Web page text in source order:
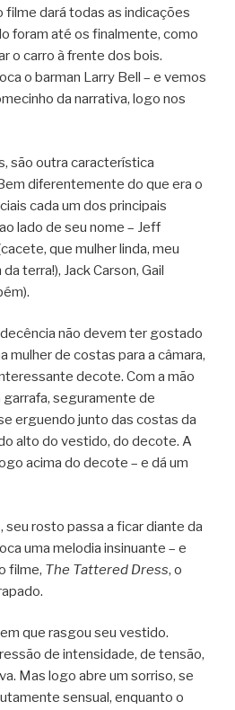
filme dará todas as indicações
foram até os finalmente, como
o carro à frente dos bois.
o barman Larry Bell – e vemos
da narrativa, logo nos
são outra característica
diferentemente do que era o
cada um dos principais
lado de seu nome – Jeff
que mulher linda, meu
terra!), Jack Carson, Gail
decência não devem ter gostado
mulher de costas para a câmara,
decote. Com a mão
seguramente de
erguendo junto das costas da
alto do vestido, do decote. A
acima do decote – e dá um
seu rosto passa a ficar diante da
uma melodia insinuante – e
filme, The Tattered Dress, o
que rasgou seu vestido.
de intensidade, de tensão,
Mas logo abre um sorriso, se
sensual, enquanto o